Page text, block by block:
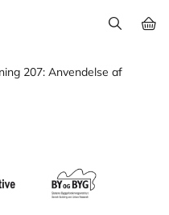
207: Anvendelse af